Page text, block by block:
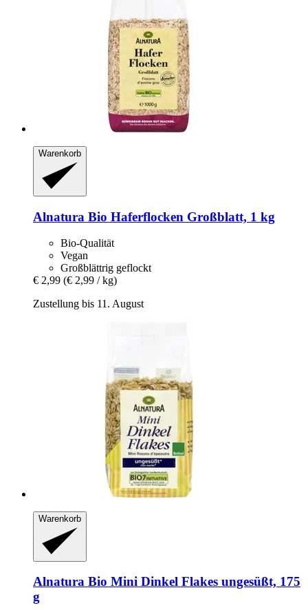
Warenkorb
Alnatura Bio Haferflocken Großblatt, 1 kg
Bio-Qualität
Vegan
Großblättrig geflockt
€ 2,99 (€ 2,99 / kg)
Zustellung bis 11. August
Warenkorb
Alnatura Bio Mini Dinkel Flakes ungesüßt, 175
g